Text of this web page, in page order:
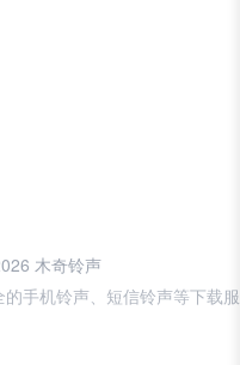
木奇铃声
手机铃声、短信铃声等下载服